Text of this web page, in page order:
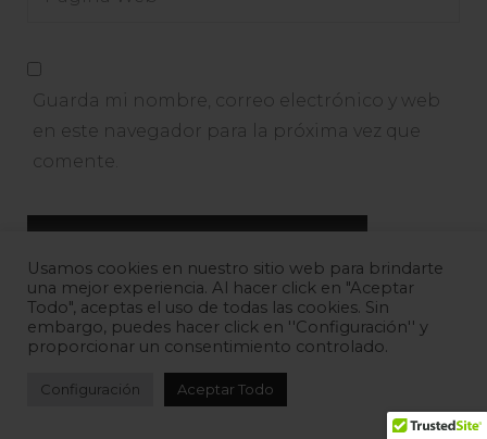
Guarda mi nombre, correo electrónico y web
en este navegador para la próxima vez que
comente.
Usamos cookies en nuestro sitio web para brindarte
una mejor experiencia. Al hacer click en "Aceptar
Todo", aceptas el uso de todas las cookies. Sin
embargo, puedes hacer click en ''Configuración'' y
proporcionar un consentimiento controlado.
Configuración Aceptar Todo